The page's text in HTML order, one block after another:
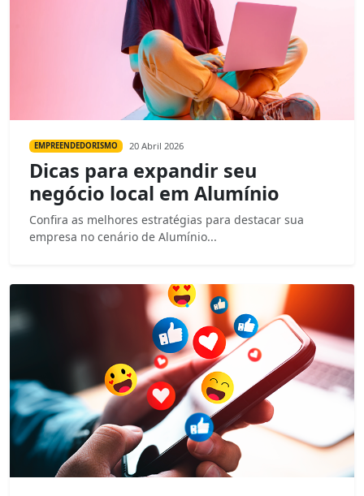
EMPREENDEDORISMO 20 Abril 2026
Dicas para expandir seu
negócio local em Alumínio
Confira as melhores estratégias para destacar sua
empresa no cenário de Alumínio...